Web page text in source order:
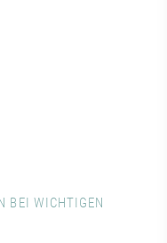
BEI WICHTIGEN